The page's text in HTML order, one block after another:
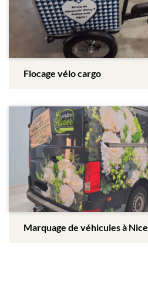
Flocage vélo cargo
Marquage de véhicules à Nice